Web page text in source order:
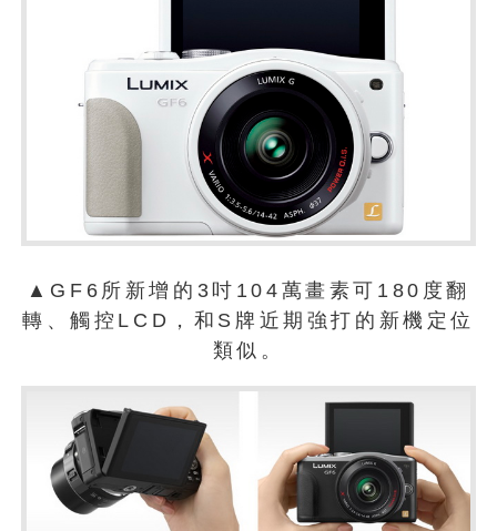
▲GF6所新增的3吋104萬畫素可180度翻
轉、觸控LCD，和S牌近期強打的新機定位
類似。